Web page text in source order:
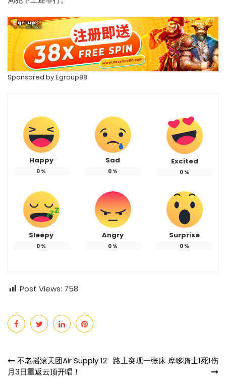
Sponsored byEgroup88
Happy
0 %
Sad
0 %
Excited
0 %
Sleepy
0 %
Angry
0 %
Surprise
0 %
Post Views: 758
Post
不老摇滚天团Air Supply 12
月3日重返云顶开唱！
路上突现一张床 摩哆骑士1死1伤